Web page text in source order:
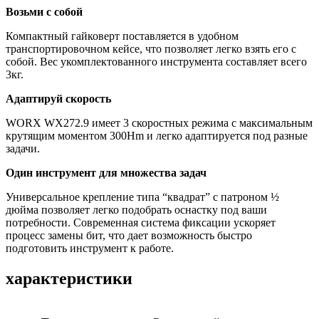
Возьми с собой
Компактный гайковерт поставляется в удобном
транспортировочном кейсе, что позволяет легко взять его с
собой. Вес укомплектованного инструмента составляет всего
3кг.
Адаптируй скорость
WORX WX272.9 имеет 3 скоростных режима с максимальным
крутящим моментом 300Hm и легко адаптируется под разные
задачи.
Один инструмент для множества задач
Универсальное крепление типа “квадрат” с патроном ½
дюйма позволяет легко подобрать оснастку под ваши
потребности. Современная система фиксации ускоряет
процесс замены бит, что дает возможность быстро
подготовить инструмент к работе.
характеристики